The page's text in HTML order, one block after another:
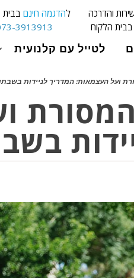
והדרכה
בבית הלקוח
להדגמה חינם בבית
3913913
לטייל עם קלנועית
ועל העצמאות: המדריך לניידות